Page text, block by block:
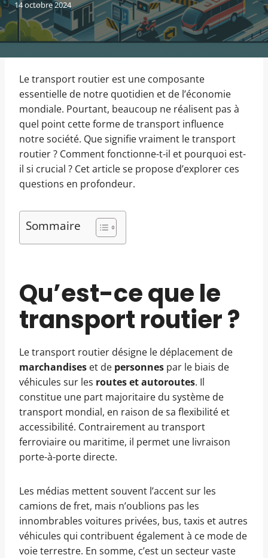
14 octobre 2024
Le transport routier est une composante
essentielle de notre quotidien et de l’économie
mondiale. Pourtant, beaucoup ne réalisent pas à
quel point cette forme de transport influence
notre société. Que signifie vraiment le transport
routier ? Comment fonctionne-t-il et pourquoi est-
il si crucial ? Cet article se propose d’explorer ces
questions en profondeur.
Sommaire
Qu’est-ce que le
transport routier ?
Le transport routier désigne le déplacement de
marchandises et de personnes par le biais de
véhicules sur les routes et autoroutes. Il
constitue une part majoritaire du système de
transport mondial, en raison de sa flexibilité et
accessibilité. Contrairement au transport
ferroviaire ou maritime, il permet une livraison
porte-à-porte directe.
Les médias mettent souvent l’accent sur les
camions de fret, mais n’oublions pas les
innombrables voitures privées, bus, taxis et autres
véhicules qui contribuent également à ce mode de
voie terrestre. En somme, c’est un secteur vaste